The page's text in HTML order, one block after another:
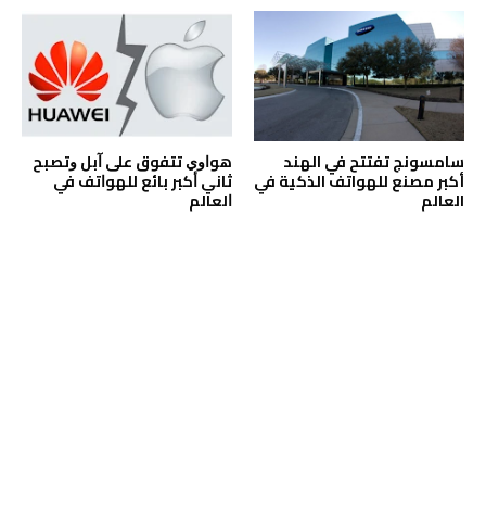
سامسونج تفتتح في الهند
أكبر مصنع للهواتف الذكية في
العالم
ﻫﻮﺍﻭﻱ تتفوق على ﺁﺑﻞ ﻭﺗﺼﺒﺢ
ﺛﺎﻧﻲ ﺃﻛﺒﺮ ﺑﺎﺋﻊ ﻟﻠﻬﻮﺍﺗﻒ ﻓﻲ
ﺍﻟﻌﺎﻟﻢ